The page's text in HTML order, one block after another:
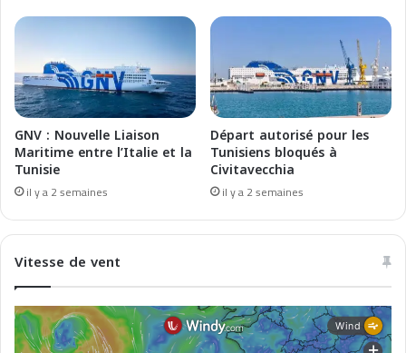
g
e
i
a
s
o
t
t
o
r
s
s
i
o
n
h
a
i
n
g
i
m
p
l
n
e
d
m
a
l
GNV : Nouvelle Liaison
Maritime entre l’Italie et la
Tunisie
il y a 2 semaines
Départ autorisé pour les
Tunisiens bloqués à
Civitavecchia
il y a 2 semaines
Vitesse de vent